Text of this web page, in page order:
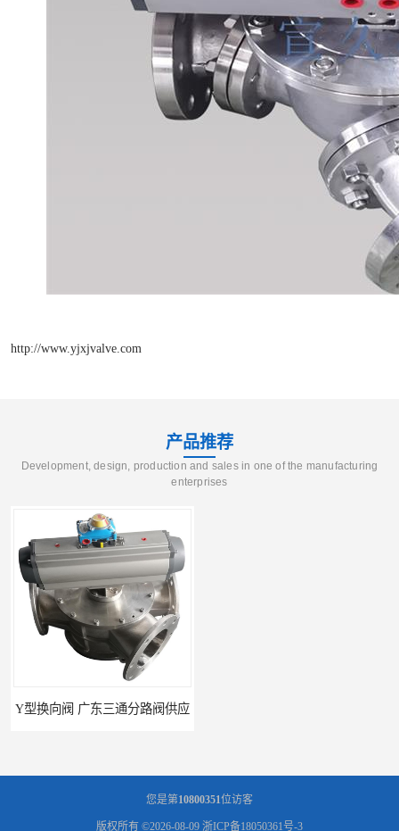
http://www.yjxjvalve.com
产品推荐
Development, design, production and sales in one of the manufacturing
enterprises
Y型换向阀 广东三通分路阀供应
您是第10800351位访客
版权所有 ©2026-08-09 浙ICP备18050361号-3